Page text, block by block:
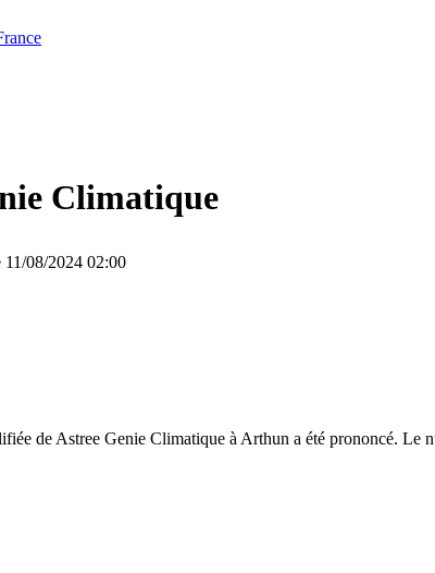
Climatique
08/2024 02:00
de Astree Genie Climatique à Arthun a été prononcé. Le